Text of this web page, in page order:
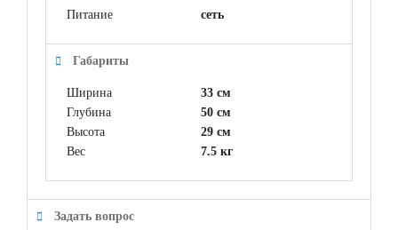
Питание сеть
Габариты
Ширина
33 см
Глубина
50 см
Высота
29 см
Вес
7.5 кг
Задать вопрос